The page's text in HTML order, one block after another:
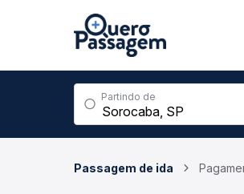
Partindo de
Passagem de ida